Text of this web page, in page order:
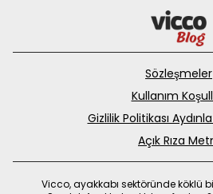
Sözleşmeler
Kullanım
Gizlilik Politikası
Açık Rıza
Vicco, ayakkabı sektöründe köklü